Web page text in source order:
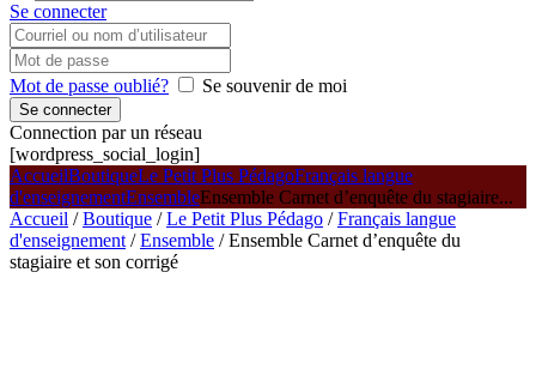
Se connecter
Mot de passe oublié? Se souvenir de moi
Connection par un réseau
[wordpress_social_login]
AccueilBoutiqueLe Petit Plus PédagoFrançais langue
d'enseignementEnsembleEnsemble Carnet d’enquête du stagiaire...
Accueil /Boutique /Le Petit Plus Pédago /Français langue
d'enseignement /Ensemble / Ensemble Carnet d’enquête du
stagiaire et son corrigé